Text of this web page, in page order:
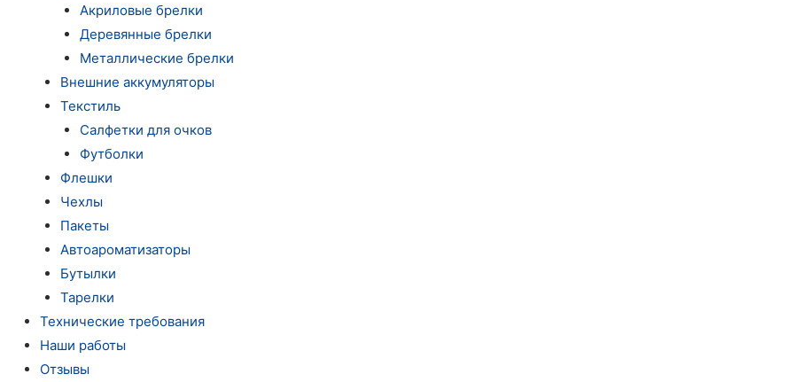
Акриловые брелки
Деревянные брелки
Металлические брелки
Внешние аккумуляторы
Текстиль
Салфетки для очков
Футболки
Флешки
Чехлы
Пакеты
Автоароматизаторы
Бутылки
Тарелки
Технические требования
Наши работы
Отзывы